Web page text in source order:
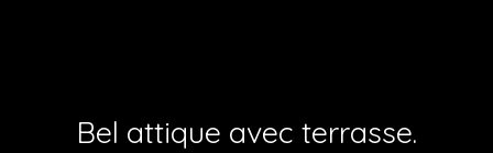
Bel attique avec terrasse.